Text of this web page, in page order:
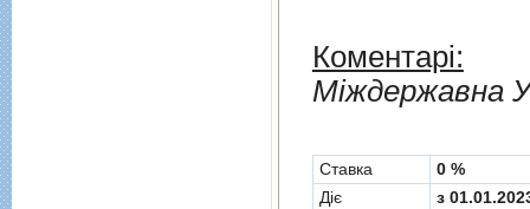
Коментарі:
Мiждержавна
Cтавка
0 %
Діє
з